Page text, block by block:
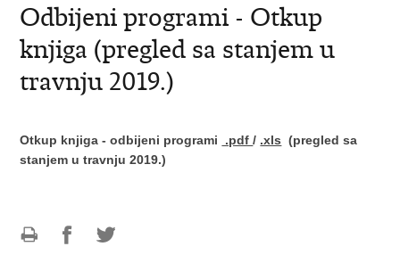
Odbijeni programi - Otkup
knjiga (pregled sa stanjem u
travnju 2019.)
Otkup knjiga - odbijeni programi .pdf/ .xls (pregled sa
stanjem u travnju 2019.)